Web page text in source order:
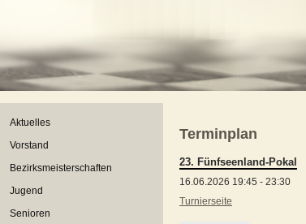
Aktuelles
Vorstand
Bezirksmeisterschaften
Jugend
Senioren
Terminplan
23. Fünfseenland-Pokal
16.06.2026 19:45 - 23:30
Turnierseite